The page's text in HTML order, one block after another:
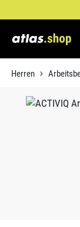
Zum Hauptinhalt
Herren
Bildergalerie